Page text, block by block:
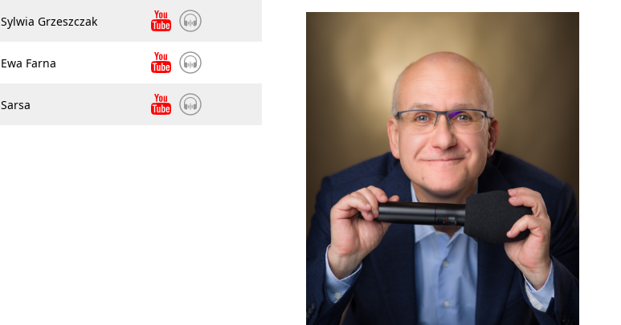
Sylwia Grzeszczak
Ewa Farna
Sarsa